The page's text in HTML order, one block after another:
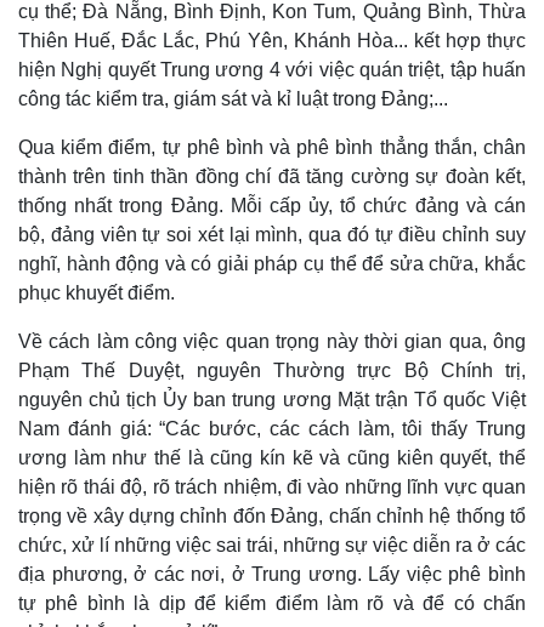
Kinh tế
Bất động sản
Khởi nghiệp
Thị trường
Giá vàng
Chứng khoán
Giá cà phê
cụ thể; Đà Nẵng, Bình Định, Kon Tum, Quảng Bình, Thừa
Thiên Huế, Đắc Lắc, Phú Yên, Khánh Hòa... kết hợp thực
hiện Nghị quyết Trung ương 4 với việc quán triệt, tập huấn
công tác kiểm tra, giám sát và kỉ luật trong Đảng;...
Qua kiểm điểm, tự phê bình và phê bình thẳng thắn, chân
thành trên tinh thần đồng chí đã tăng cường sự đoàn kết,
thống nhất trong Đảng. Mỗi cấp ủy, tổ chức đảng và cán
bộ, đảng viên tự soi xét lại mình, qua đó tự điều chỉnh suy
nghĩ, hành động và có giải pháp cụ thể để sửa chữa, khắc
phục khuyết điểm.
Về cách làm công việc quan trọng này thời gian qua, ông
Phạm Thế Duyệt, nguyên Thường trực Bộ Chính trị,
nguyên chủ tịch Ủy ban trung ương Mặt trận Tổ quốc Việt
Nam đánh giá: “Các bước, các cách làm, tôi thấy Trung
ương làm như thế là cũng kín kẽ và cũng kiên quyết, thể
hiện rõ thái độ, rõ trách nhiệm, đi vào những lĩnh vực quan
trọng về xây dựng chỉnh đốn Đảng, chấn chỉnh hệ thống tổ
chức, xử lí những việc sai trái, những sự việc diễn ra ở các
địa phương, ở các nơi, ở Trung ương. Lấy việc phê bình
tự phê bình là dịp để kiểm điểm làm rõ và để có chấn